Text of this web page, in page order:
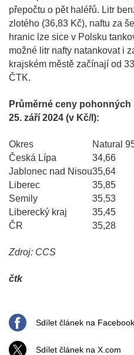
přepočtu o pět haléřů. Litr
zlotého (36,83 Kč), naftu za
hranic lze sice v Polsku
možné litr nafty natankovat i
krajském městě začínají od
ČTK.
Průměrné ceny
25. září 2024 (v Kč/l):
Okres Natural
Česká Lípa
34,66
Jablonec nad Nisou35,64
Liberec
35,85
Semily
35,53
Liberecký kraj
35,45
ČR
35,28
Zdroj: CCS
čtk
Sdílet článek na
Sdílet článek na X.com